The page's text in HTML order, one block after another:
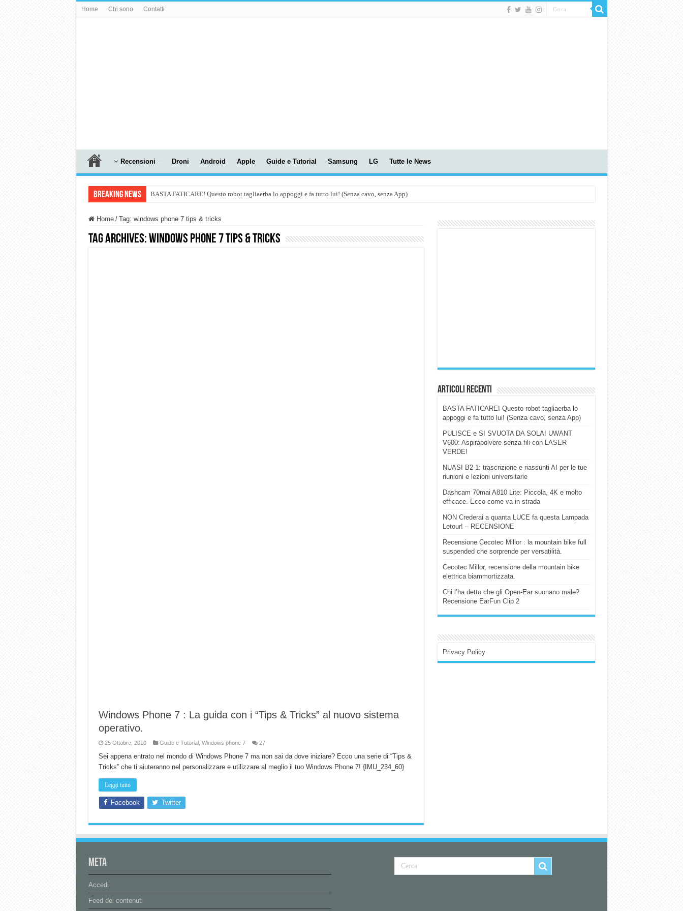
Home Chi sono Contatti
Recensioni Droni Android Apple Guide e Tutorial Samsung LG Tutte le News
Breaking News BASTA FATICARE! Questo robot tagliaerba lo appoggi e fa tutto lui! (Senza cavo, senza App)
Dashcam 70mai A810 Lite: Piccola, 4K e molto efficace. Ecco come va in strada
Home / Tag: windows phone 7 tips & tricks
Tag Archives:windows phone 7 tips & tricks
Windows Phone 7 : La guida con i “Tips & Tricks” al nuovo sistema
operativo.
25 Ottobre, 2010 Guide e Tutorial, Windows phone 7 27
Sei appena entrato nel mondo di Windows Phone 7 ma non sai da dove iniziare? Ecco una serie di “Tips &
Tricks” che ti aiuteranno nel personalizzare e utilizzare al meglio il tuo Windows Phone 7! {IMU_234_60}
Leggi tutto
Facebook Twitter
Articoli Recenti
BASTA FATICARE! Questo robot tagliaerba lo
appoggi e fa tutto lui! (Senza cavo, senza App)
PULISCE e SI SVUOTA DA SOLA! UWANT
V600: Aspirapolvere senza fili con LASER
VERDE!
NUASI B2-1: trascrizione e riassunti AI per le tue
riunioni e lezioni universitarie
Dashcam 70mai A810 Lite: Piccola, 4K e molto
efficace. Ecco come va in strada
NON Crederai a quanta LUCE fa questa Lampada
Letour! – RECENSIONE
Recensione Cecotec Millor : la mountain bike full
suspended che sorprende per versatilità.
Cecotec Millor, recensione della mountain bike
elettrica biammortizzata.
Chi l’ha detto che gli Open-Ear suonano male?
Recensione EarFun Clip 2
Privacy Policy
Meta
Accedi
Feed dei contenuti